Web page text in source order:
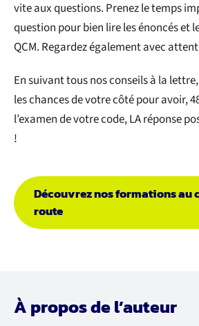
vite aux questions. Prenez le temps
question pour bien lire les énoncés et
QCM. Regardez également avec
En suivant tous nos conseils à la
les chances de votre côté pour avoir,
l’examen de votre code, LA réponse
!
Découvrez nos formations au
route
À propos de l’auteur